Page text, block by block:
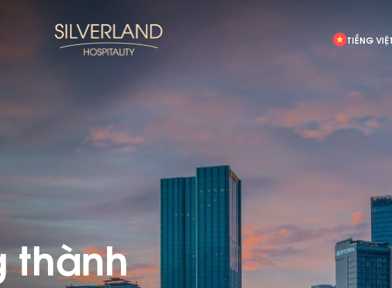
TIẾNG
thành